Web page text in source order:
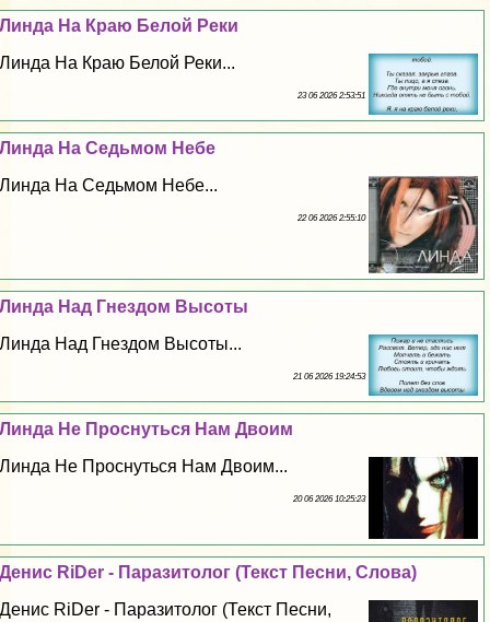
Линда На Краю Белой Реки
Линда На Краю Белой Реки...
23 06 2026 2:53:51
Линда На Седьмом Небе
Линда На Седьмом Небе...
22 06 2026 2:55:10
Линда Над Гнездом Высоты
Линда Над Гнездом Высоты...
21 06 2026 19:24:53
Линда Не Проснуться Нам Двоим
Линда Не Проснуться Нам Двоим...
20 06 2026 10:25:23
Денис RiDer - Паразитолог (Текст Песни, Слова)
Денис RiDer - Паразитолог (Текст Песни,